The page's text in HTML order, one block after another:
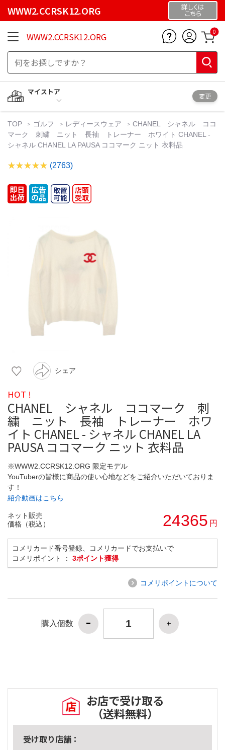
WWW2.CCRSK12.ORG 詳しくは
こちら
WWW2.CCRSK12.ORG 0
マイストア
変更
TOP ゴルフ レディースウェア
CHANEL シャネル ココ
マーク 刺繍 ニット 長袖 トレーナー ホワイト CHANEL -
シャネル CHANEL LA PAUSA ココマーク ニット 衣料品
(2763)
シェア
HOT !
CHANEL シャネル ココマーク 刺
繍 ニット 長袖 トレーナー ホワ
イト CHANEL - シャネル CHANEL LA
PAUSA ココマーク ニット 衣料品
※WWW2.CCRSK12.ORG 限定モデル
YouTuberの皆様に商品の使い心地などをご紹介いただいておりま
す！
紹介動画はこちら
ネット販売
価格（税込）
24365 円
コメリカード番号登録、コメリカードでお支払いで
コメリポイント ： 3ポイント獲得
コメリポイントについて
購入個数
お店で受け取る
（送料無料）
受け取り店舗：